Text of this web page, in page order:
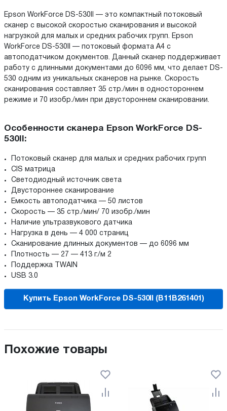
Epson WorkForce DS-530II — это компактный потоковый
сканер с высокой скоростью сканирования и высокой
нагрузкой для малых и средних рабочих групп. Epson
WorkForce DS-530II — потоковый формата А4 с
автоподатчиком документов. Данный сканер поддерживает
работу с длинными документами до 6096 мм, что делает DS-
530 одним из уникальных сканеров на рынке. Скорость
сканирования составляет 35 стр./мин в одностороннем
режиме и 70 изобр./мин при двустороннем сканировании.
Особенности сканера Epson WorkForce DS-
530II:
Потоковый сканер для малых и средних рабочих групп
CIS матрица
Светодиодный источник света
Двустороннее сканирование
Емкость автоподатчика — 50 листов
Скорость — 35 стр./мин/ 70 изобр./мин
Наличие ультразвукового датчика
Нагрузка в день — 4 000 страниц
Сканирование длинных документов — до 6096 мм
Плотность — 27 — 413 г./м 2
Поддержка TWAIN
USB 3.0
Купить Epson WorkForce DS-530II (B11B261401)
Похожие товары